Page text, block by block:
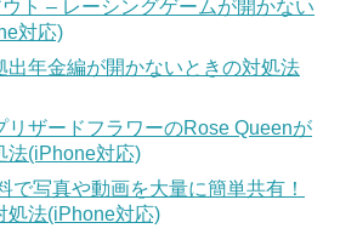
ト – レーシングゲームが開かない
対応)
年金編が開かないときの対処法
リザードフラワーのRose Queenが
法(iPhone対応)
で写真や動画を大量に簡単共有！
処法(iPhone対応)